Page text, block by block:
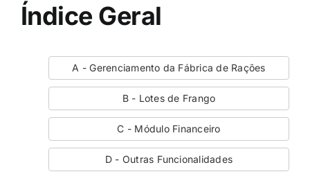
Índice Geral
A - Gerenciamento da Fábrica de Rações
B - Lotes de Frango
C - Módulo Financeiro
D - Outras Funcionalidades